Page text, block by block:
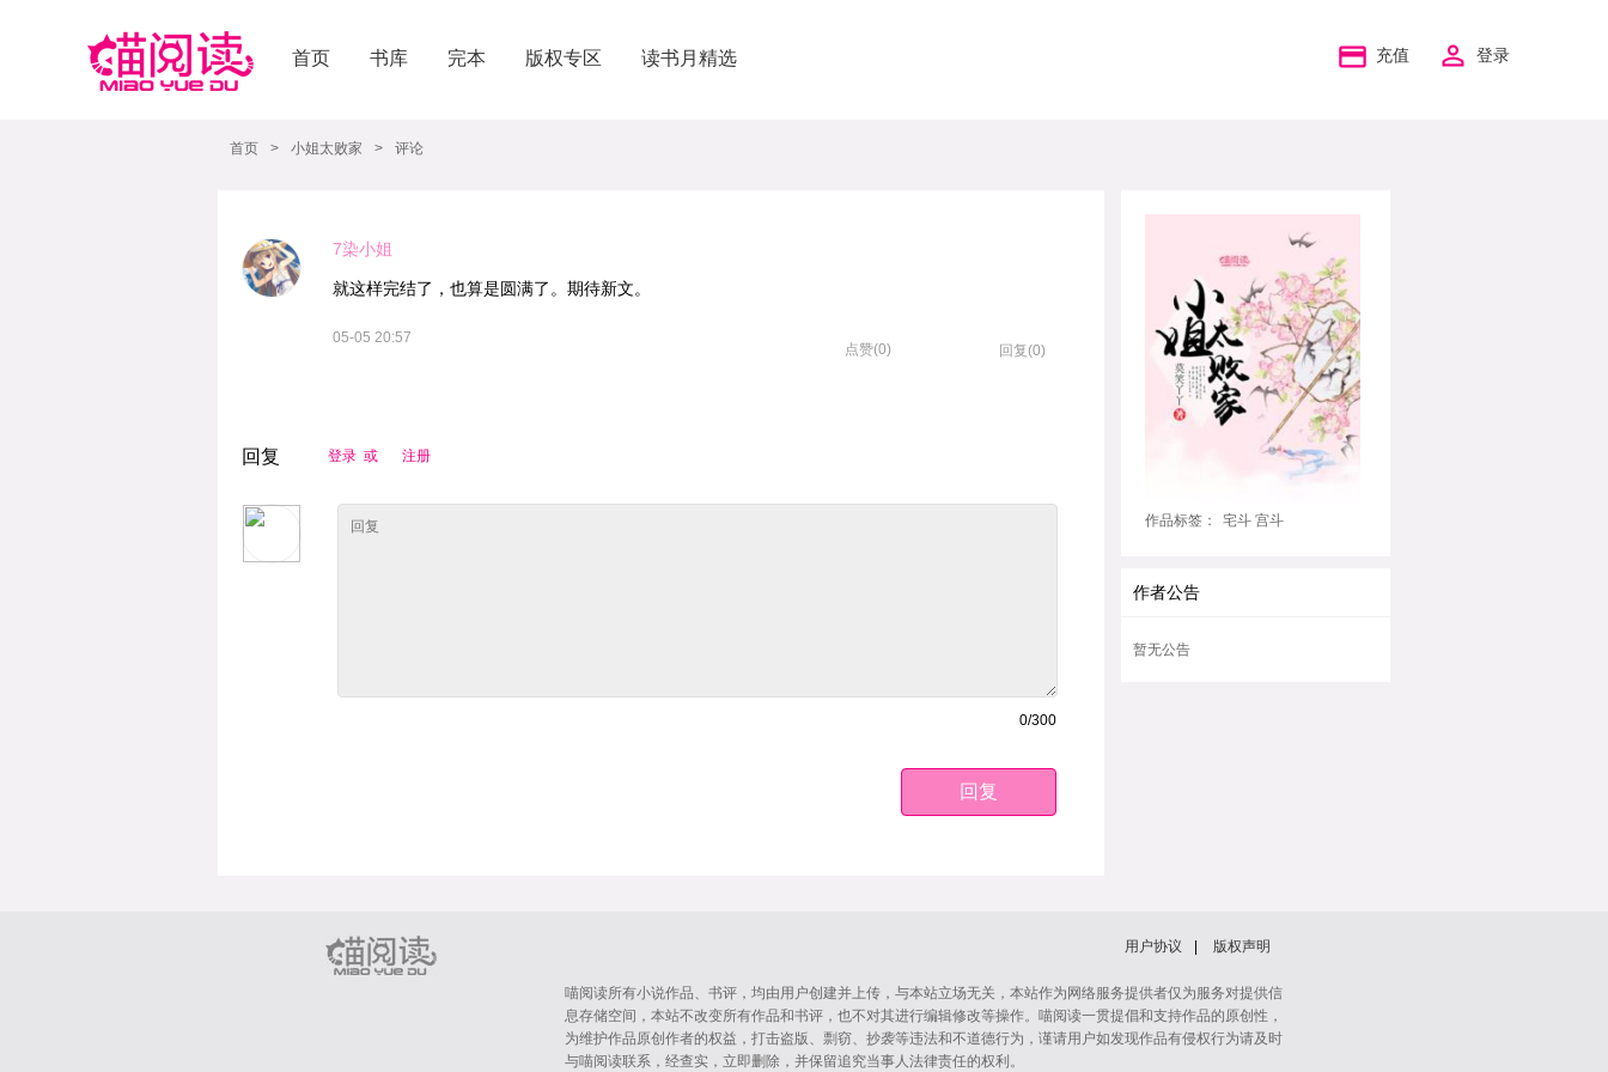
首页 书库 完本 版权专区 读书月精选 充值 登录
首页 > 小姐太败家 > 评论
7染小姐
就这样完结了，也算是圆满了。期待新文。
05-05 20:57
点赞(0) 回复(0)
回复 登录 或 注册
0/300
回复
作品标签： 宅斗 宫斗
作者公告
暂无公告
用户协议 版权声明
喵阅读所有小说作品、书评，均由用户创建并上传，与本站立场无关，本站作为网络服务提供者仅为服务对提供信
息存储空间，本站不改变所有作品和书评，也不对其进行编辑修改等操作。喵阅读一贯提倡和支持作品的原创性，
为维护作品原创作者的权益，打击盗版、剽窃、抄袭等违法和不道德行为，谨请用户如发现作品有侵权行为请及时
与喵阅读联系，经查实，立即删除，并保留追究当事人法律责任的权利。